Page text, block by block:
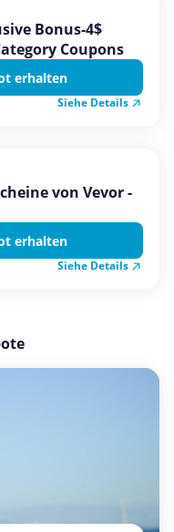
Bonus-4$
Coupons
erhalten
Siehe Details
von Vevor -
erhalten
Siehe Details